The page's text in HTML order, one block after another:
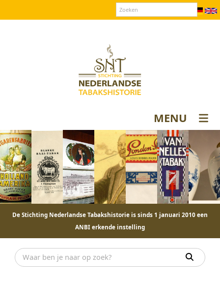
MENU
De Stichting Nederlandse Tabakshistorie is sinds 1 januari 2010 een
ANBI erkende instelling